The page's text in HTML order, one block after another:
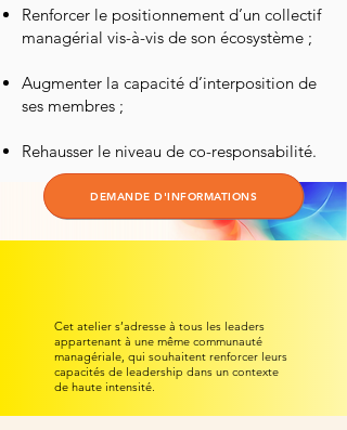
Renforcer le positionnement d’un collectif
managérial vis-à-vis de son écosystème ;
Augmenter la capacité d’interposition de
ses membres ;
Rehausser le niveau de co-responsabilité.
DEMANDE D'INFORMATIONS
Cet atelier s’adresse à tous les leaders
appartenant à une même communauté
managériale, qui souhaitent renforcer leurs
capacités de leadership dans un contexte
de haute intensité.